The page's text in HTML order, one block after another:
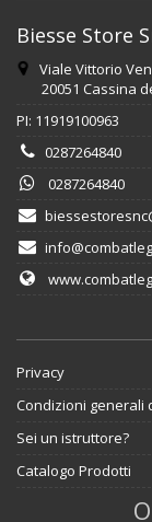
Biesse Store
Viale Vittorio
20051 Cassina
PI: 11919100963
0287264840
0287264840
Privacy
Condizioni generali
Sei un istruttore?
Catalogo Prodotti